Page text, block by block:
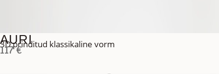
AURI
3D prinditud klassikaline vorm
117€